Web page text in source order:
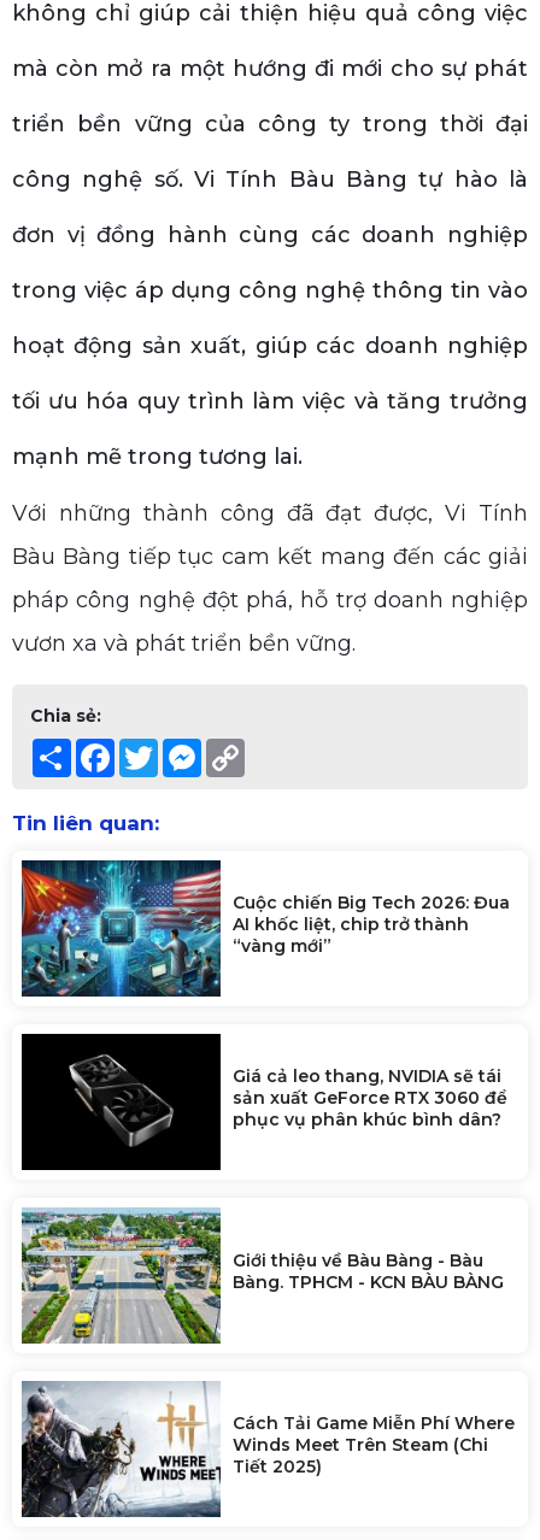
không chỉ giúp cải thiện hiệu quả công việc
mà còn mở ra một hướng đi mới cho sự phát
triển bền vững của công ty trong thời đại
công nghệ số. Vi Tính Bàu Bàng tự hào là
đơn vị đồng hành cùng các doanh nghiệp
trong việc áp dụng công nghệ thông tin vào
hoạt động sản xuất, giúp các doanh nghiệp
tối ưu hóa quy trình làm việc và tăng trưởng
mạnh mẽ trong tương lai.
Với những thành công đã đạt được, Vi Tính
Bàu Bàng tiếp tục cam kết mang đến các giải
pháp công nghệ đột phá, hỗ trợ doanh nghiệp
vươn xa và phát triển bền vững.
Chia sẻ:
Share Facebook
TwitterMessenger
Tin liên quan:
Cuộc chiến Big Tech 2026: Đua
AI khốc liệt, chip trở thành
“vàng mới”
Giá cả leo thang, NVIDIA sẽ tái
sản xuất GeForce RTX 3060 để
phục vụ phân khúc bình dân?
Giới thiệu về Bàu Bàng - Bàu
Bàng. TPHCM - KCN BÀU BÀNG
Cách Tải Game Miễn Phí Where
Winds Meet Trên Steam (Chi
Tiết 2025)